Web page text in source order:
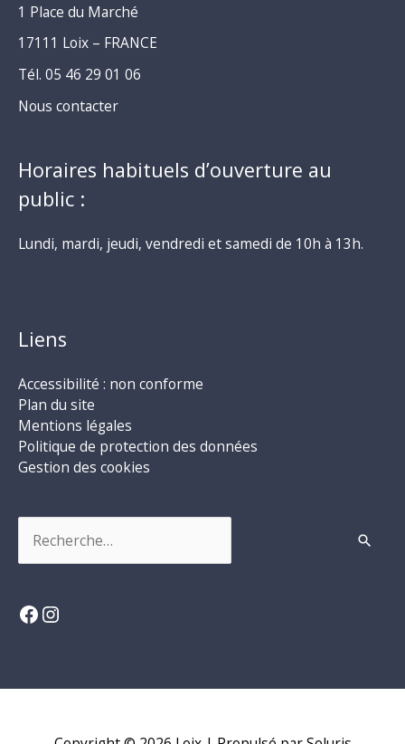
1 Place du Marché
17111 Loix – FRANCE
Tél. 05 46 29 01 06
Nous contacter
Horaires habituels d’ouverture au
public :
Lundi, mardi, jeudi, vendredi et samedi de 10h à 13h.
Liens
Accessibilité : non conforme
Plan du site
Mentions légales
Politique de protection des données
Gestion des cookies
Facebook
Instagram